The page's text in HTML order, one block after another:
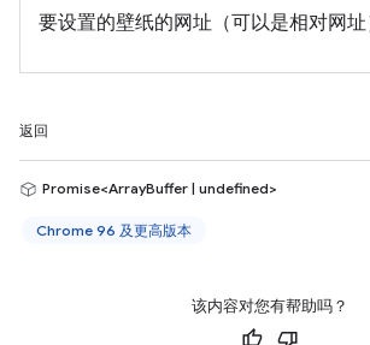
要设置的壁纸的网址（可以是相对网址
返回
Promise<ArrayBuffer | undefined>
Chrome 96 及更高版本
该内容对您有帮助吗？